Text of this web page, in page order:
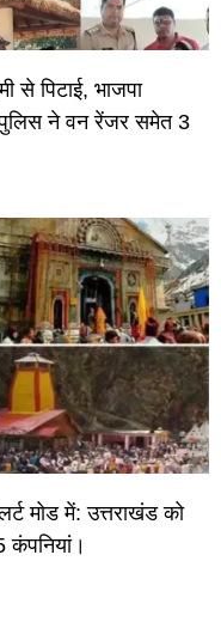
से पिटाई, भाजपा
पुलिस ने वन रेंजर समेत 3
मोड में: उत्तराखंड को
कंपनियां।